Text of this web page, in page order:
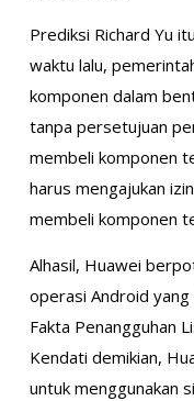
Prediksi Richard Yu
waktu lalu,
komponen dalam
tanpa persetujuan
membeli komponen
harus mengajukan
membeli komponen
Alhasil, Huawei
operasi Android
Fakta Penangguhan
Kendati demikian,
untuk menggunakan